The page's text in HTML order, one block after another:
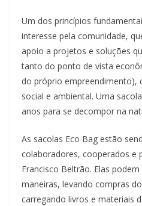
Um dos princípios
interesse pela comunidade,
apoio a projetos e soluções
tanto do ponto de vista
do próprio empreendimento),
social e ambiental. Uma
anos para se decompor na
As sacolas Eco Bag estão
colaboradores, cooperados e
Francisco Beltrão. Elas
maneiras, levando compras
carregando livros e materiais